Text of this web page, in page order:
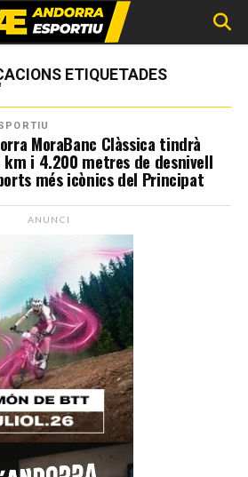
ETIQUETADES
MoraBanc Clàssica tindrà
km i 4.200 metres de desnivell
més icònics del Principat
ANUNCI